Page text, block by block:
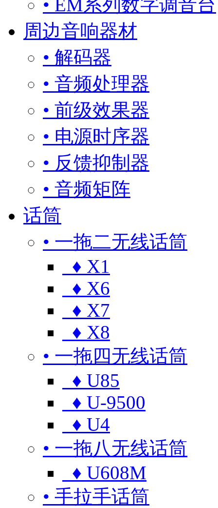
• EM系列数字调音台
周边音响器材
• 解码器
• 音频处理器
• 前级效果器
• 电源时序器
• 反馈抑制器
• 音频矩阵
话筒
• 一拖二无线话筒
♦ X1
♦ X6
♦ X7
♦ X8
• 一拖四无线话筒
♦ U85
♦ U-9500
♦ U4
• 一拖八无线话筒
♦ U608M
• 手拉手话筒